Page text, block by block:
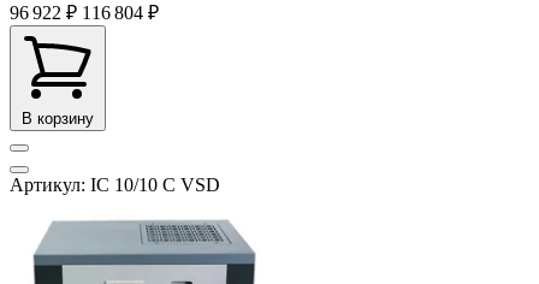
96 922 ₽ 116 804 ₽
В корзину
Артикул: IC 10/10 C VSD